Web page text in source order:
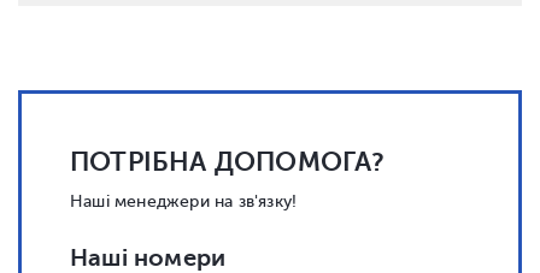
ПОТРІБНА ДОПОМОГА?
Наші менеджери на зв'язку!
Наші номери